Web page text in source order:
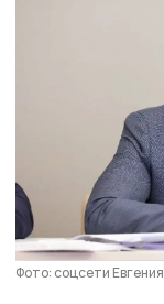
Фото: соцсети